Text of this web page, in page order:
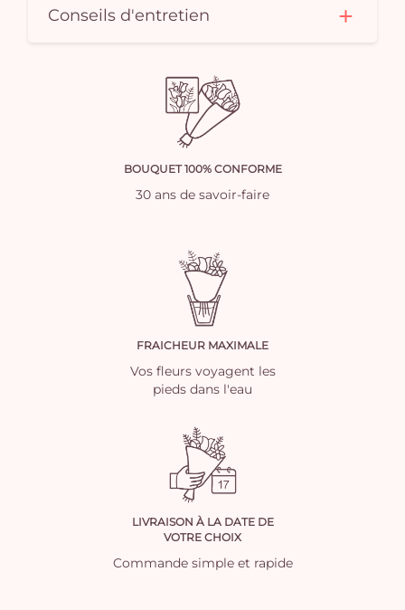
Conseils d'entretien
BOUQUET 100% CONFORME
30 ans de savoir-faire
FRAICHEUR MAXIMALE
Vos fleurs voyagent les
pieds dans l'eau
LIVRAISON À LA DATE DE
VOTRE CHOIX
Commande simple et rapide